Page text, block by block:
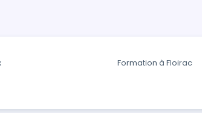
Formation à Floirac